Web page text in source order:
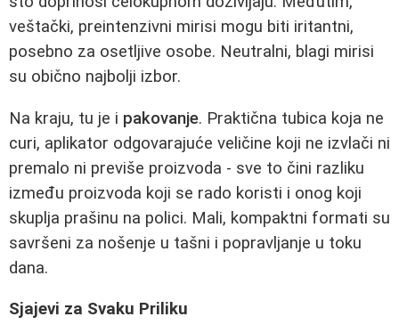
veštački, preintenzivni mirisi mogu biti iritantni,
posebno za osetljive osobe. Neutralni, blagi mirisi
su obično najbolji izbor.
Na kraju, tu je i pakovanje. Praktična tubica koja ne
curi, aplikator odgovarajuće veličine koji ne izvlači ni
premalo ni previše proizvoda - sve to čini razliku
između proizvoda koji se rado koristi i onog koji
skuplja prašinu na polici. Mali, kompaktni formati su
savršeni za nošenje u tašni i popravljanje u toku
dana.
Sjajevi za Svaku Priliku